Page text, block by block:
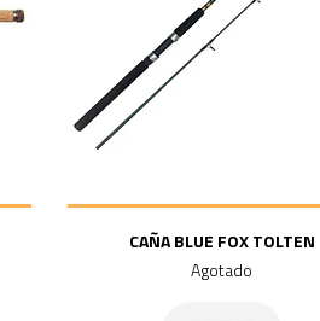
CAÑA BLUE FOX TOLTEN
Agotado